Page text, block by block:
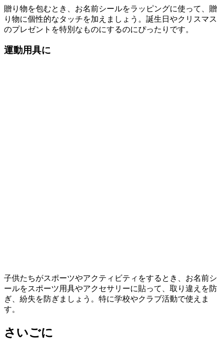
贈り物を包むとき、お名前シールをラッピングに使って、贈
り物に個性的なタッチを加えましょう。誕生日やクリスマス
のプレゼントを特別なものにするのにぴったりです。
運動用具に
子供たちがスポーツやアクティビティをするとき、お名前シ
ールをスポーツ用具やアクセサリーに貼って、取り違えを防
ぎ、紛失を防ぎましょう。特に学校やクラブ活動で使えま
す。
さいごに